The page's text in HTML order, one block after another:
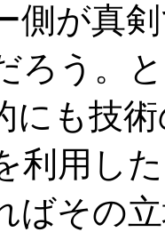
側が真
ろう。
にも技
利用し
ばその